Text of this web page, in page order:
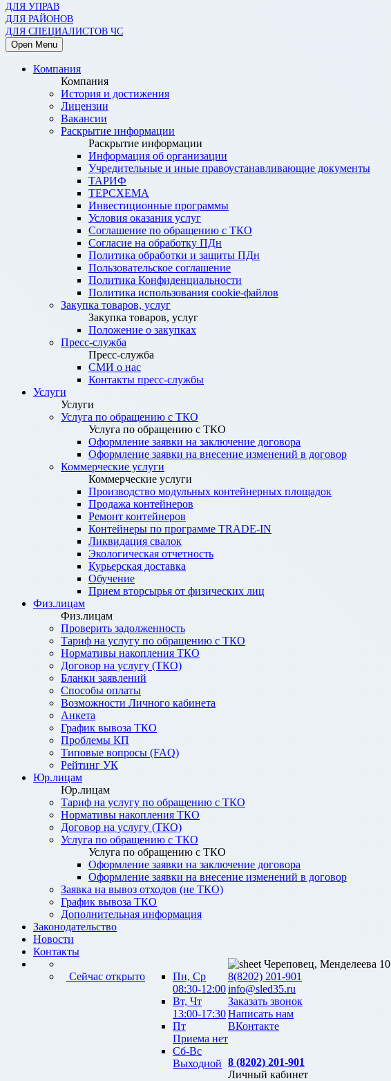
ДЛЯ УПРАВ
ДЛЯ РАЙОНОВ
ДЛЯ СПЕЦИАЛИСТОВ ЧС
Open Menu
Компания
Компания
История и достижения
Лицензии
Вакансии
Раскрытие информации
Раскрытие информации
Информация об организации
Учредительные и иные правоустанавливающие документы
ТАРИФ
ТЕРСХЕМА
Инвестиционные программы
Условия оказания услуг
Соглашение по обращению с ТКО
Согласие на обработку ПДн
Политика обработки и защиты ПДн
Пользовательское соглашение
Политика Конфиденциальности
Политика использования cookie-файлов
Закупка товаров, услуг
Закупка товаров, услуг
Положение о закупках
Пресс-служба
Пресс-служба
СМИ о нас
Контакты пресс-службы
Услуги
Услуги
Услуга по обращению с ТКО
Услуга по обращению с ТКО
Оформление заявки на заключение договора
Оформление заявки на внесение изменений в договор
Коммерческие услуги
Коммерческие услуги
Производство модульных контейнерных площадок
Продажа контейнеров
Ремонт контейнеров
Контейнеры по программе TRADE-IN
Ликвидация свалок
Экологическая отчетность
Курьерская доставка
Обучение
Прием вторсырья от физических лиц
Физ.лицам
Физ.лицам
Проверить задолженность
Тариф на услугу по обращению с ТКО
Нормативы накопления ТКО
Договор на услугу (ТКО)
Бланки заявлений
Способы оплаты
Возможности Личного кабинета
Анкета
График вывоза ТКО
Проблемы КП
Типовые вопросы (FAQ)
Рейтинг УК
Юр.лицам
Юр.лицам
Тариф на услугу по обращению с ТКО
Нормативы накопления ТКО
Договор на услугу (ТКО)
Услуга по обращению с ТКО
Услуга по обращению с ТКО
Оформление заявки на заключение договора
Оформление заявки на внесение изменений в договор
Заявка на вывоз отходов (не ТКО)
График вывоза ТКО
Дополнительная информация
Законодательство
Новости
Контакты
Сейчас открыто
Пн, Ср
08:30-12:00
Вт, Чт
13:00-17:30
Пт
Приема нет
Сб-Вс
Выходной
Череповец, Менделеева 10
8(8202) 201-901
info@sled35.ru
Заказать звонок
Написать нам
ВКонтакте
8 (8202) 201-901
Личный кабинет